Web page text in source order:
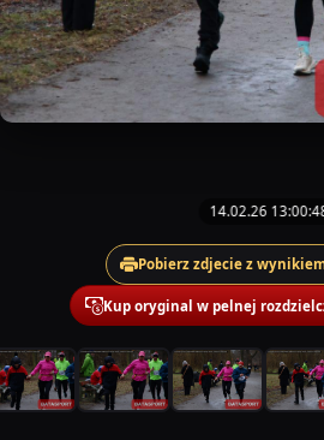
14.02.26
Pobierz zdjecie z
Kup oryginal w pelnej